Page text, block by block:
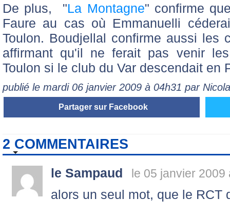
De plus, "La Montagne" confirme
Faure au cas où Emmanuelli
Toulon. Boudjellal confirme aussi les
affirmant qu'il ne ferait pas venir
Toulon si le club du Var descendait en
publié le mardi 06 janvier 2009 à 04h31 par
Partager sur Facebook
2 COMMENTAIRES
le Sampaud le 05 janvier 2009
alors un seul mot, que le RCT